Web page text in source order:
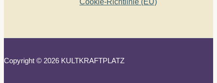
Cookie-Richtlinie (EU)
Copyright © 2026 KULTKRAFTPLATZ